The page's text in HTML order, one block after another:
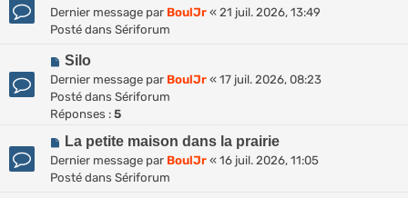
e
s
s
g
e
a
u
e
s
s
a
e
o
u
e
a
u
m
s
s
a
Dernier message par BoulJr « 21 juil. 2026, 13:49
Posté dans Sériforum
N
o
u
v
a
u
m
Silo
Dernier message par BoulJr « 17 juil. 2026, 08:23
Posté dans Sériforum
Réponses : 5
N
o
u
La petite maison dans la prairie
Dernier message par BoulJr « 16 juil. 2026, 11:05
Posté dans Sériforum